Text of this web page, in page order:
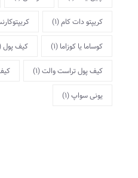
کریپتو دات کام(1)
کوساما یا کوزاما (1) کیف پول
کیف پول تراست والت(1)
یونی سواپ(1)